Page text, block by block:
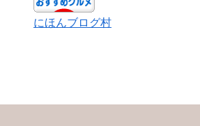
にほんブログ村